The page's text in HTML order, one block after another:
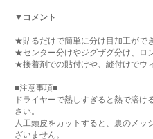
▼コメント
★貼るだけで簡単に分け目加工がで
★センター分けやジグザグ分け、ロ
★接着剤での貼付けや、縫付けでウ
■注意事項■
ドライヤーで熱しすぎると熱で溶
さい。
人工頭皮をカットすると、裏のメッ
ざいません。